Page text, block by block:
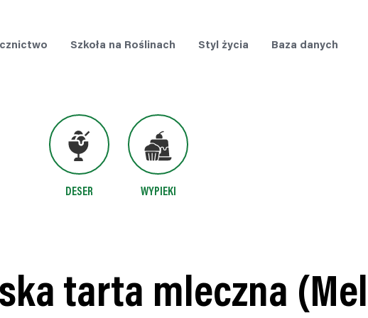
Szkoła na Roślinach Styl życia Baza danych
DESER WYPIEKI
tarta mleczna